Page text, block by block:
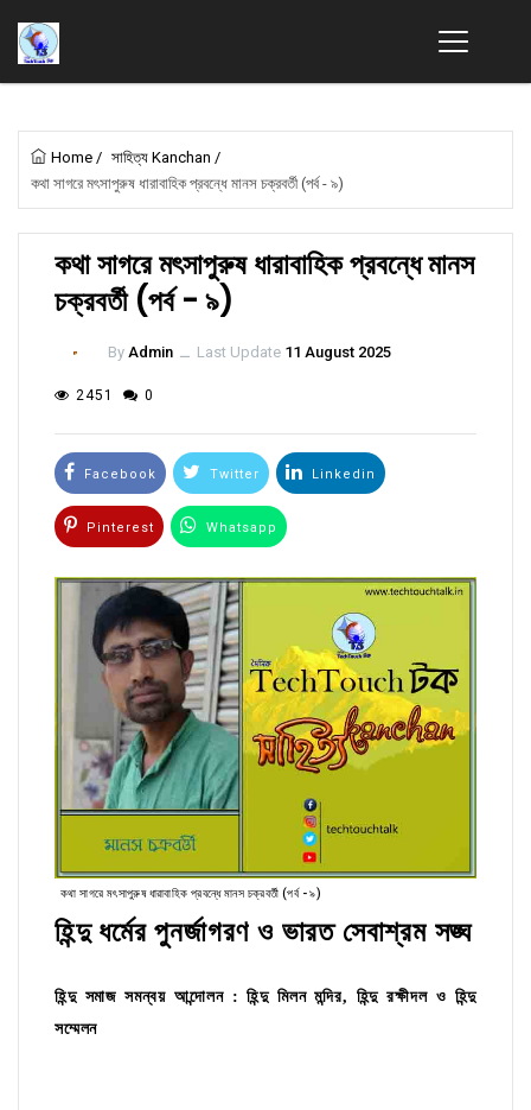
Home / সাহিত্য Kanchan /
কথা সাগরে মৎসাপুরুষ ধারাবাহিক প্রবন্ধে মানস চক্রবর্তী (পর্ব - ৯)
কথা সাগরে মৎসাপুরুষ ধারাবাহিক প্রবন্ধে মানস
চক্রবর্তী (পর্ব - ৯)
By Admin ــ Last Update 11 August 2025
2451 0
Facebook Twitter Linkedin
Pinterest Whatsapp
কথা সাগরে মৎসাপুরুষ ধারাবাহিক প্রবন্ধে মানস চক্রবর্তী (পর্ব - ৯)
হিন্দু ধর্মের পুনর্জাগরণ ও ভারত সেবাশ্রম সঙ্ঘ
হিন্দু সমাজ সমন্বয় আন্দোলন : হিন্দু মিলন মন্দির, হিন্দু রক্ষীদল ও হিন্দু
সম্মেলন